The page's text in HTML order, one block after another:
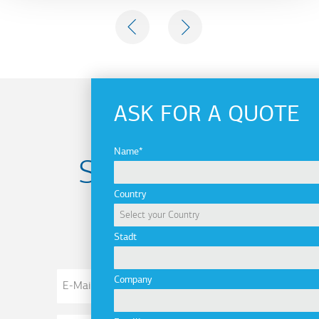
ASK FOR A QUOTE
Name
Country
Stadt
Company
Subscribe to
newsletter
E-